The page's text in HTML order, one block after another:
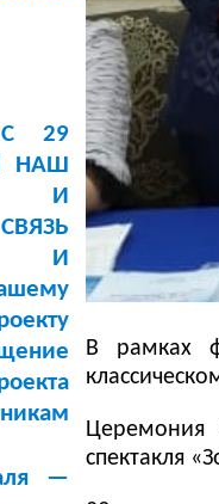
С 29
НАШ
И
И
—
В рамках
Церемония
спектакля